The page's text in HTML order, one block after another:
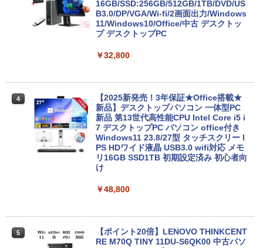
￥27,600
本日限定10倍+20％OFF+抽選で10000
G1メモリ8GB 秒速起動SSD最大1TB 14
型FHD1920*1080高解像度 カメラ内蔵 ノ
ートパソコン Windows11Pro 5GWIFI/Bl
uetooth 最新MicrosoftOffice2024可 送
料無料 中古PC
￥32,800
2025年最新版 12型 パソコン 小型ノート
回転により タッチパネル対応 8G SSD 5
12G Windows11 Webカメラ 5G WiFi Bl
uetooth 12インチノートパソコンOffice
16GB/SSD:256GB/512GB/1TB/DVD/US
B3.0/DP/VGA/Wi-fi/2画面出力/Windows
11/Windows10/Office/中古 デスクトッ
プ デスクトップPC
￥32,800
4
【2025新発売！3年保証★Office搭載★
新品】デスクトップパソコン 一体型PC
新品 第13世代高性能CPU Intel Core i5 i
7 デスクトップPC パソコン office付き
Windows11 23.8/27型 タッチスクリー I
PS HDワイド液晶 USB3.0 wifi対応 メモ
リ16GB SSD1TB 初期設定済み 初心者向
け
￥48,800
5
【ポイント20倍】LENOVO THINKCENT
RE M70Q TINY 11DU-S6QK00 中古パソ